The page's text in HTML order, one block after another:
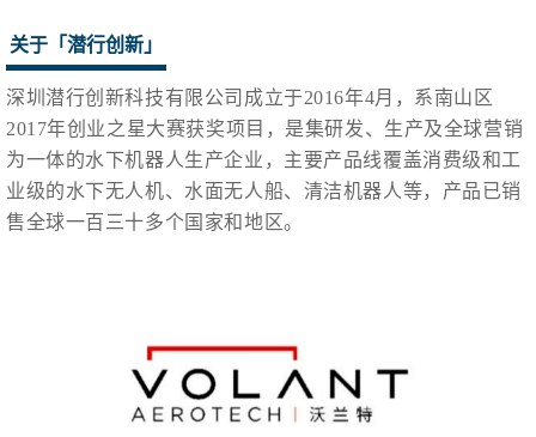
关于「潜行创新」
深圳潜行创新科技有限公司成立于2016年4月，系南山区
2017年创业之星大赛获奖项目，是集研发、生产及全球营销
为一体的水下机器人生产企业，主要产品线覆盖消费级和工
业级的水下无人机、水面无人船、清洁机器人等，产品已销
售全球一百三十多个国家和地区。